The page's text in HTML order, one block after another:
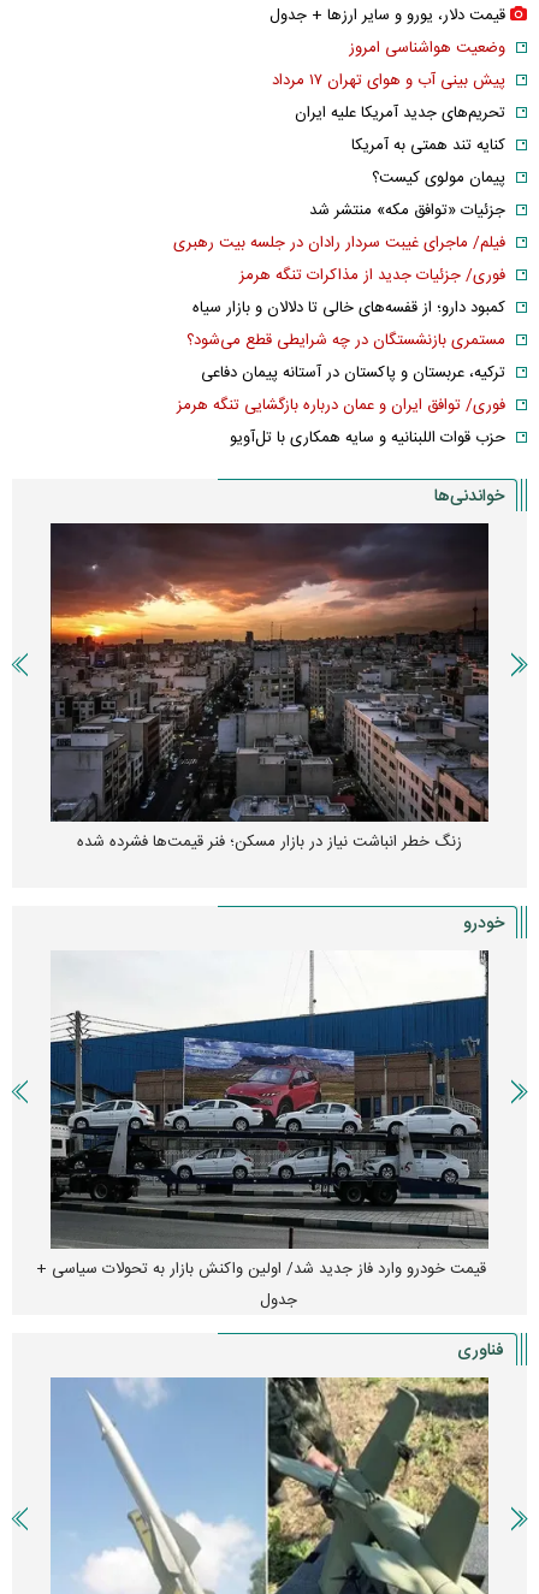
قیمت دلار، یورو و سایر ارز‌ها + جدول
وضعیت هواشناسی امروز
پیش بینی آب و هوای تهران ۱۷ مرداد
تحریم‌های جدید آمریکا علیه ایران
کنایه تند همتی به آمریکا
پیمان مولوی کیست؟
جزئیات «توافق مکه» منتشر شد
فیلم/ ماجرای غیبت سردار رادان در جلسه بیت رهبری
فوری/ جزئیات جدید از مذاکرات تنگه هرمز
کمبود دارو؛ از قفسه‌های خالی تا دلالان و بازار سیاه
مستمری بازنشستگان در چه شرایطی قطع می‌شود؟
ترکیه، عربستان و پاکستان در آستانه پیمان دفاعی
فوری/ توافق ایران و عمان درباره بازگشایی تنگه هرمز
حزب قوات اللبنانیه و سایه همکاری با تل‌آویو
خواندنی‌ها
زنگ خطر انباشت نیاز در بازار مسکن؛ فنر قیمت‌ها فشرده شده
خودرو
قیمت خودرو وارد فاز جدید شد/ اولین واکنش بازار به تحولات سیاسی +
جدول
فناوری